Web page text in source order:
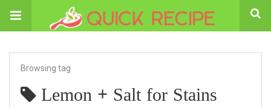
Browsing tag
Lemon + Salt for Stains